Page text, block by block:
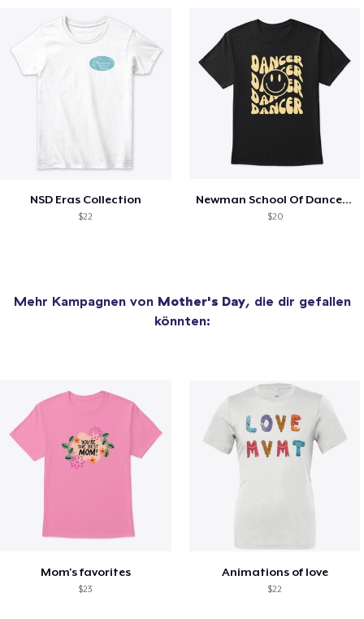
NSD Eras Collection
$22
Newman School Of Dance Merch
$20
Mehr Kampagnen von Mother's Day, die dir gefallen
könnten:
Mom's favorites
$23
Animations of love
$22